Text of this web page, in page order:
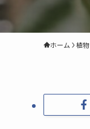
ホーム 植物